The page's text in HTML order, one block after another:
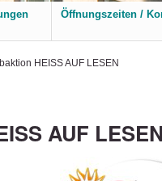
Öffnungszeiten /
HEISS AUF LESEN
AUF LESEN